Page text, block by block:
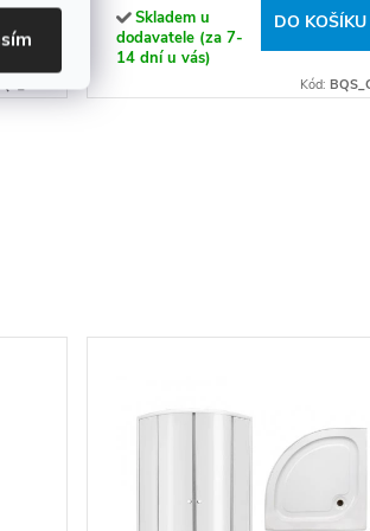
horizontální
Skladem u
dodavatele (za 7-
14 dní u vás)
DO KOŠÍKU
Kód: